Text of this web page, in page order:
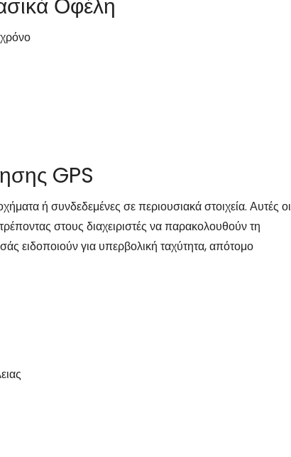
Οφέλη
GPS
ή συνδεδεμένες σε περιουσιακά στοιχεία. Αυτές οι
στους διαχειριστές να παρακολουθούν τη
ειδοποιούν για υπερβολική ταχύτητα, απότομο